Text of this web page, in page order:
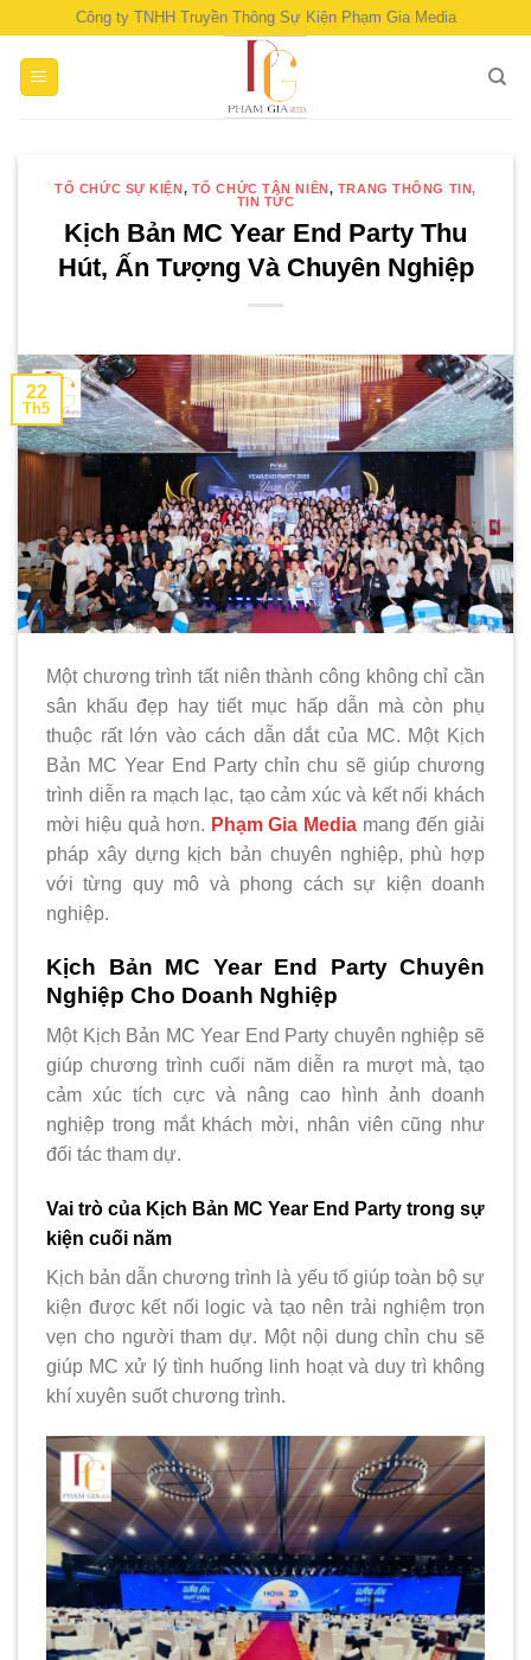
content
Công ty TNHH Truyền Thông Sự Kiện Phạm Gia Media
TỔ CHỨC SỰ KIỆN, TỔ CHỨC TÂN NIÊN, TRANG THÔNG TIN,
TIN TỨC
Kịch Bản MC Year End Party Thu
Hút, Ấn Tượng Và Chuyên Nghiệp
22
Th5
Một chương trình tất niên thành công không chỉ cần
sân khấu đẹp hay tiết mục hấp dẫn mà còn phụ
thuộc rất lớn vào cách dẫn dắt của MC. Một Kịch
Bản MC Year End Party chỉn chu sẽ giúp chương
trình diễn ra mạch lạc, tạo cảm xúc và kết nối khách
mời hiệu quả hơn. Phạm Gia Media mang đến giải
pháp xây dựng kịch bản chuyên nghiệp, phù hợp
với từng quy mô và phong cách sự kiện doanh
nghiệp.
Kịch Bản MC Year End Party Chuyên
Nghiệp Cho Doanh Nghiệp
Một Kịch Bản MC Year End Party chuyên nghiệp sẽ
giúp chương trình cuối năm diễn ra mượt mà, tạo
cảm xúc tích cực và nâng cao hình ảnh doanh
nghiệp trong mắt khách mời, nhân viên cũng như
đối tác tham dự.
Vai trò của Kịch Bản MC Year End Party trong sự
kiện cuối năm
Kịch bản dẫn chương trình là yếu tố giúp toàn bộ sự
kiện được kết nối logic và tạo nên trải nghiệm trọn
vẹn cho người tham dự. Một nội dung chỉn chu sẽ
giúp MC xử lý tình huống linh hoạt và duy trì không
khí xuyên suốt chương trình.